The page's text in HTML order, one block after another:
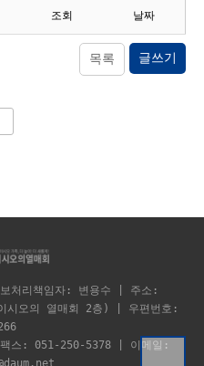
조회 날짜
목록 글쓰기
처리책임자: 변용수 | 주소:
시오의 열매회 2층) | 우편번호:
스: 051-250-5378 | 이메일: